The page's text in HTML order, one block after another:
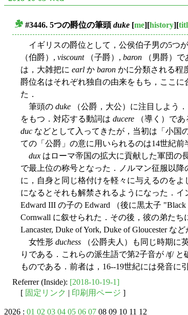
#3446. 5つの爵位の筆頭 duke [me][history][
イギリスの爵位として，公侯伯子男の5つが
（伯爵）, viscount（子爵）, baron （男爵）
は，大雑把に earl か baron かに分類される程
爵位名はそれぞれ独自の由来をもち，ここ
た．
筆頭の duke （公爵，大公）に注目しよう
をもつ．対応する動詞は ducere （導く）であ
duc などとして入ってきたが，当初は「小国
ての「公爵」の意に用いられるのは14世紀前
dux はローマ帝国の拡大に貢献した軍団の
で最上位の称号となった．ノルマン征服以
に，自身と同じ格付けを軽々に与えるのを
になるとそれも解禁されるようになった．
Edward III の子の Edward （後に黒太子
Cornwall に叙せられた．その後，彼の弟たち
Lancaster, Duke of York, Duke of Gloucester な
女性形 duchess （公爵夫人）も同じ時期に
りである．これらの派生語で第2子音が /ʧ/
ものである．前者は，16--19世紀には発音に
Referrer (Inside): [2018-10-19-1]
[ 固定リンク | 印刷用ページ ]
2026 : 01 02 03 04 05 06 07 08 09 10 11 12